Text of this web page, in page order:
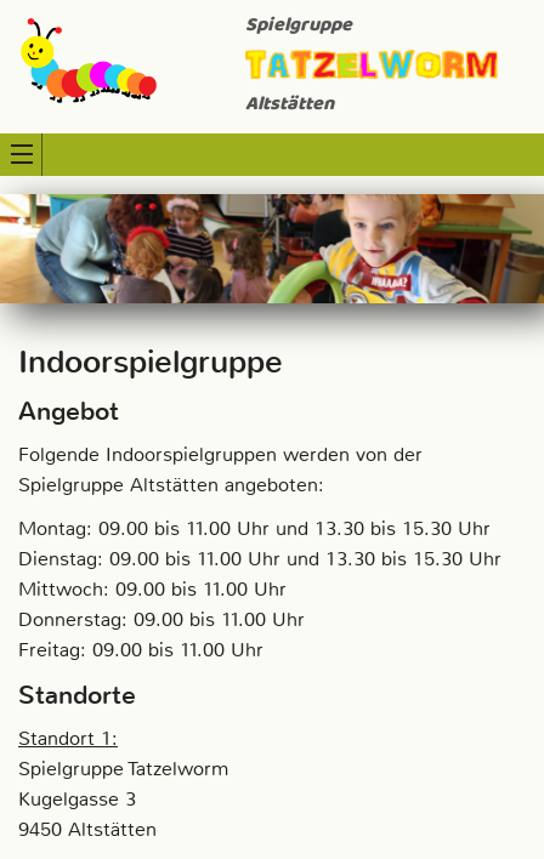
Spielgruppe
Altstätten
Indoorspielgruppe
Angebot
Folgende Indoorspielgruppen werden von der
Spielgruppe Altstätten angeboten:
Montag: 09.00 bis 11.00 Uhr und 13.30 bis 15.30 Uhr
Dienstag: 09.00 bis 11.00 Uhr und 13.30 bis 15.30 Uhr
Mittwoch: 09.00 bis 11.00 Uhr
Donnerstag: 09.00 bis 11.00 Uhr
Freitag: 09.00 bis 11.00 Uhr
Standorte
Standort 1:
Spielgruppe Tatzelworm
Kugelgasse 3
9450 Altstätten